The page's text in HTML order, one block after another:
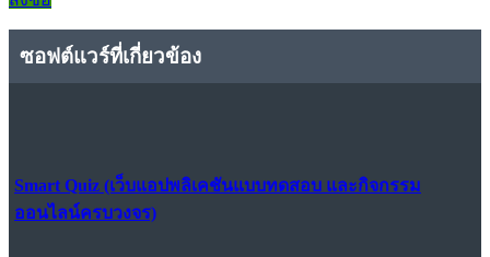
ซอฟต์แวร์ที่เกี่ยวข้อง
Smart Quiz (เว็บแอปพลิเคชันแบบทดสอบ และกิจกรรม
ออนไลน์ครบวงจร)